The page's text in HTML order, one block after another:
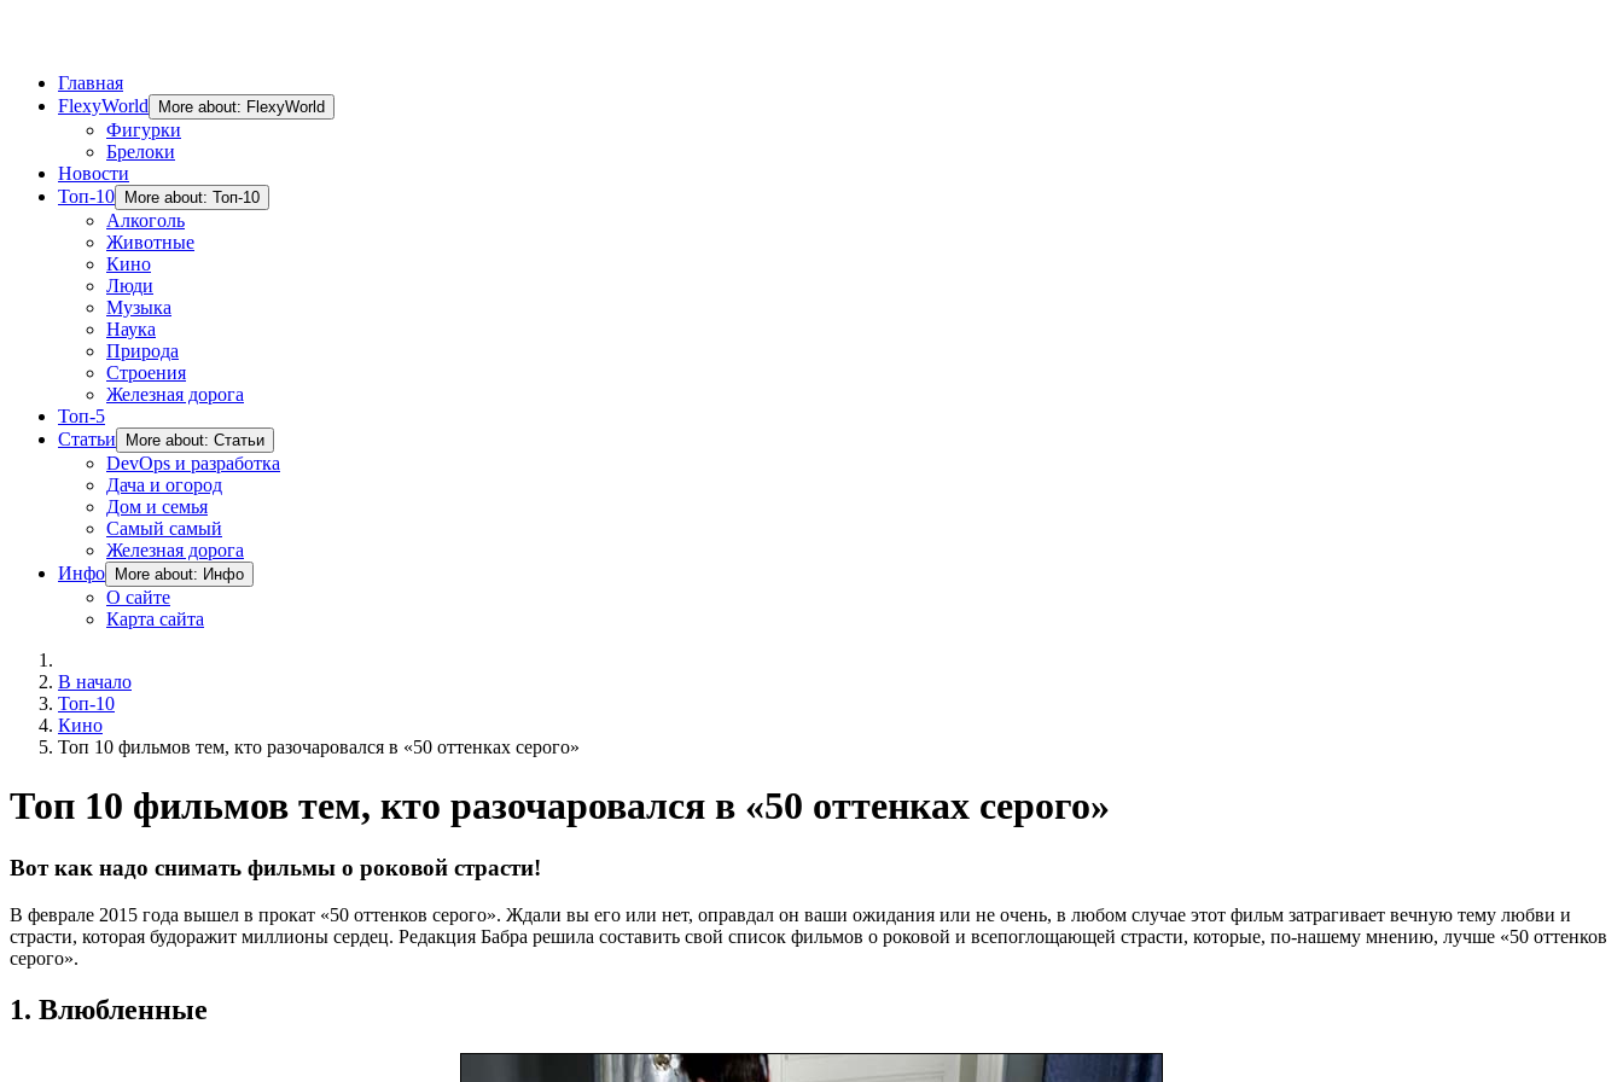
Главная
FlexyWorld
More about: FlexyWorld
Фигурки
Брелоки
Новости
Топ-10
More about: Топ-10
Алкоголь
Животные
Кино
Люди
Музыка
Наука
Природа
Строения
Железная дорога
Топ-5
Статьи
More about: Статьи
DevOps и разработка
Дача и огород
Дом и семья
Самый самый
Железная дорога
Инфо
More about: Инфо
О сайте
Карта сайта
В начало
Топ-10
Кино
Топ 10 фильмов тем, кто разочаровался в «50 оттенках серого»
Топ 10 фильмов тем, кто разочаровался в «50 оттенках серого»
Вот как надо снимать фильмы о роковой страсти!
В феврале 2015 года вышел в прокат «50 оттенков серого». Ждали вы его или нет, оправдал он ваши ожидания или не очень, в любом случае этот фильм затрагивает вечную тему любви и
страсти, которая будоражит миллионы сердец. Редакция Бабра решила составить свой список фильмов о роковой и всепоглощающей страсти, которые, по-нашему мнению, лучше «50 оттенков
серого».
1. Влюбленные